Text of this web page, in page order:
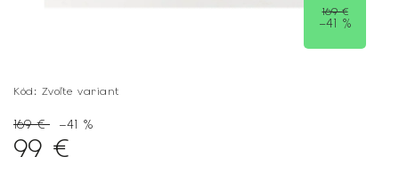
169 €
–41 %
Kód: Zvoľte variant
169 € –41 %
99 €